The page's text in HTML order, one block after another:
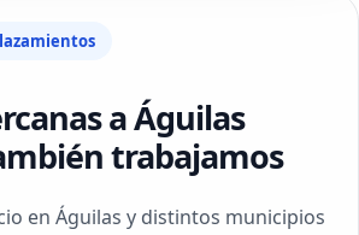
a Águilas
trabajamos
en Águilas y distintos municipios